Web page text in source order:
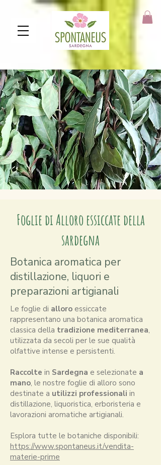
https://spontaneus.it
Foglie di Alloro essiccate della
sardegna
Botanica aromatica per
distillazione, liquori e
preparazioni artigianali
Le foglie di alloro essiccate
rappresentano una botanica aromatica
classica della tradizione mediterranea,
utilizzata da secoli per le sue qualità
olfattive intense e persistenti.
Raccolte in Sardegna e selezionate a
mano, le nostre foglie di alloro sono
destinate a utilizzi professionali in
distillazione, liquoristica, erboristeria e
lavorazioni aromatiche artigianali.
Esplora tutte le botaniche disponibili:
https://www.spontaneus.it/vendita-
materie-prime